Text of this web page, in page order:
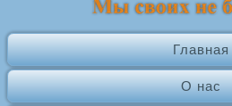
Главная
О нас